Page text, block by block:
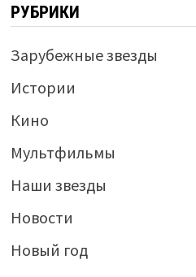
РУБРИКИ
Зарубежные звезды
Истории
Кино
Мультфильмы
Наши звезды
Новости
Новый год